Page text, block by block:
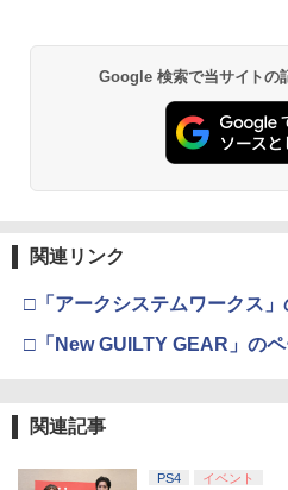
【純正品】
￥7,681
劇場版「鬼
窩座再来
￥3,523
3
ナル三方背
(オリジナル
カー特典:【
り来たる！
Google 検索で当サイトの
関連リンク
□「アークシステムワークス
□「New GUILTY GEAR」の
関連記事
PS4 イベント